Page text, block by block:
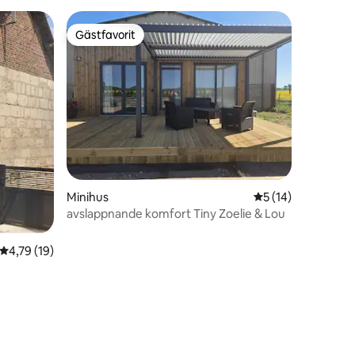
4,79 av 5 i genomsnittligt betyg, 19 omdömen
4,79 (19)
Gästfavorit
Gästfavorit
Minihus 5 av 5 i
5 (14)
avslappnande komfort Tiny Zoelie & Lou